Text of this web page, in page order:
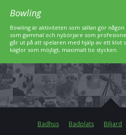
Bowling
Bowling är aktiviteten som sällan gör
som gammal och nybörjare som
går ut på att spelaren med hjälp av ett klot
käglor som möjligt, maximalt tio stycken.
Badhus Badplats Biljard